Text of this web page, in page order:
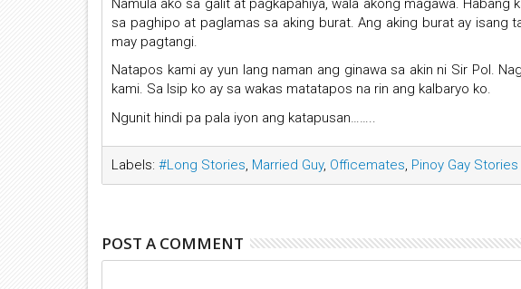
sa paghipo at paglamas sa aking burat. Ang aking burat ay isang
may pagtangi.
Natapos kami ay yun lang naman ang ginawa sa akin ni Sir Pol.
kami. Sa Isip ko ay sa wakas matatapos na rin ang kalbaryo ko.
Ngunit hindi pa pala iyon ang katapusan……..
Labels: #Long Stories, Married Guy, Officemates, Pinoy Gay Stories
POST A COMMENT